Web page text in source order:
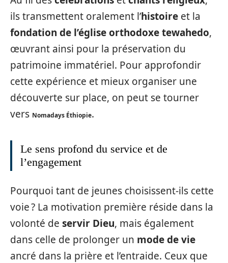
ils transmettent oralement l’histoire et la
fondation de l’église orthodoxe tewahedo,
œuvrant ainsi pour la préservation du
patrimoine immatériel. Pour approfondir
cette expérience et mieux organiser une
découverte sur place, on peut se tourner
vers Nomadays Éthiopie.
Le sens profond du service et de
l’engagement
Pourquoi tant de jeunes choisissent-ils cette
voie ? La motivation première réside dans la
volonté de servir Dieu, mais également
dans celle de prolonger un mode de vie
ancré dans la prière et l’entraide. Ceux que